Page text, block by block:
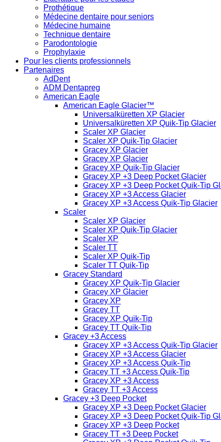
Prothétique
Médecine dentaire pour seniors
Médecine humaine
Technique dentaire
Parodontologie
Prophylaxie
Pour les clients professionnels
Partenaires
AdDent
ADM Dentapreg
American Eagle
American Eagle Glacier™
Universalküretten XP Glacier
Universalküretten XP Quik-Tip Glacier
Scaler XP Glacier
Scaler XP Quik-Tip Glacier
Gracey XP Glacier
Gracey XP Glacier
Gracey XP Quik-Tip Glacier
Gracey XP +3 Deep Pocket Glacier
Gracey XP +3 Deep Pocket Quik-Tip
Gracey XP +3 Access Glacier
Gracey XP +3 Access Quik-Tip Glacier
Scaler
Scaler XP Glacier
Scaler XP Quik-Tip Glacier
Scaler XP
Scaler TT
Scaler XP Quik-Tip
Scaler TT Quik-Tip
Gracey Standard
Gracey XP Quik-Tip Glacier
Gracey XP Glacier
Gracey XP
Gracey TT
Gracey XP Quik-Tip
Gracey TT Quik-Tip
Gracey +3 Access
Gracey XP +3 Access Quik-Tip Glacier
Gracey XP +3 Access Glacier
Gracey XP +3 Access Quik-Tip
Gracey TT +3 Access Quik-Tip
Gracey XP +3 Access
Gracey TT +3 Access
Gracey +3 Deep Pocket
Gracey XP +3 Deep Pocket Glacier
Gracey XP +3 Deep Pocket Quik-Tip
Gracey XP +3 Deep Pocket
Gracey TT +3 Deep Pocket